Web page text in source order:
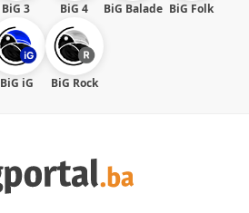
BiG 3 BiG 4 BiG Balade BiG Folk
BiG iG BiG Rock